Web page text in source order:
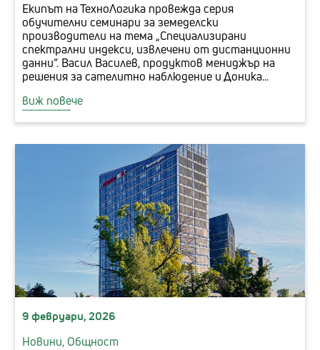
Екипът на ТехноЛогика провежда серия
обучителни семинари за земеделски
производители на тема „Специализирани
спектрални индекси, извлечени от дистанционни
данни“. Васил Василев, продуктов мениджър на
решения за сателитно наблюдение и Доника...
виж повече
9 февруари, 2026
Новини, Общност